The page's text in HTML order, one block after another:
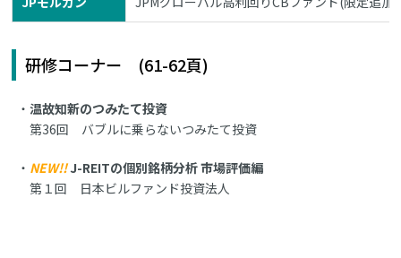
研修コーナー (61-62頁)
温故知新のつみたて投資
第36回 バブルに乗らないつみたて投資
NEW!!J-REITの個別銘柄分析 市場評価編
第１回 日本ビルファンド投資法人